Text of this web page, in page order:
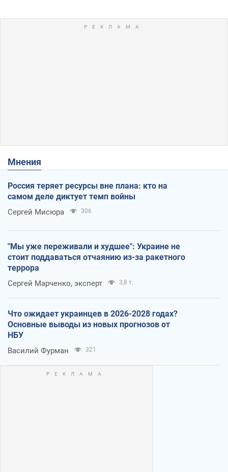
Мнения
Россия теряет ресурсы вне плана: кто на
самом деле диктует темп войны
Сергей Мисюра 306
"Мы уже переживали и худшее": Украине не
стоит поддаваться отчаянию из-за ракетного
террора
Сергей Марченко, эксперт 3,8 т.
Что ожидает украинцев в 2026-2028 годах?
Основные выводы из новых прогнозов от
НБУ
Василий Фурман 321